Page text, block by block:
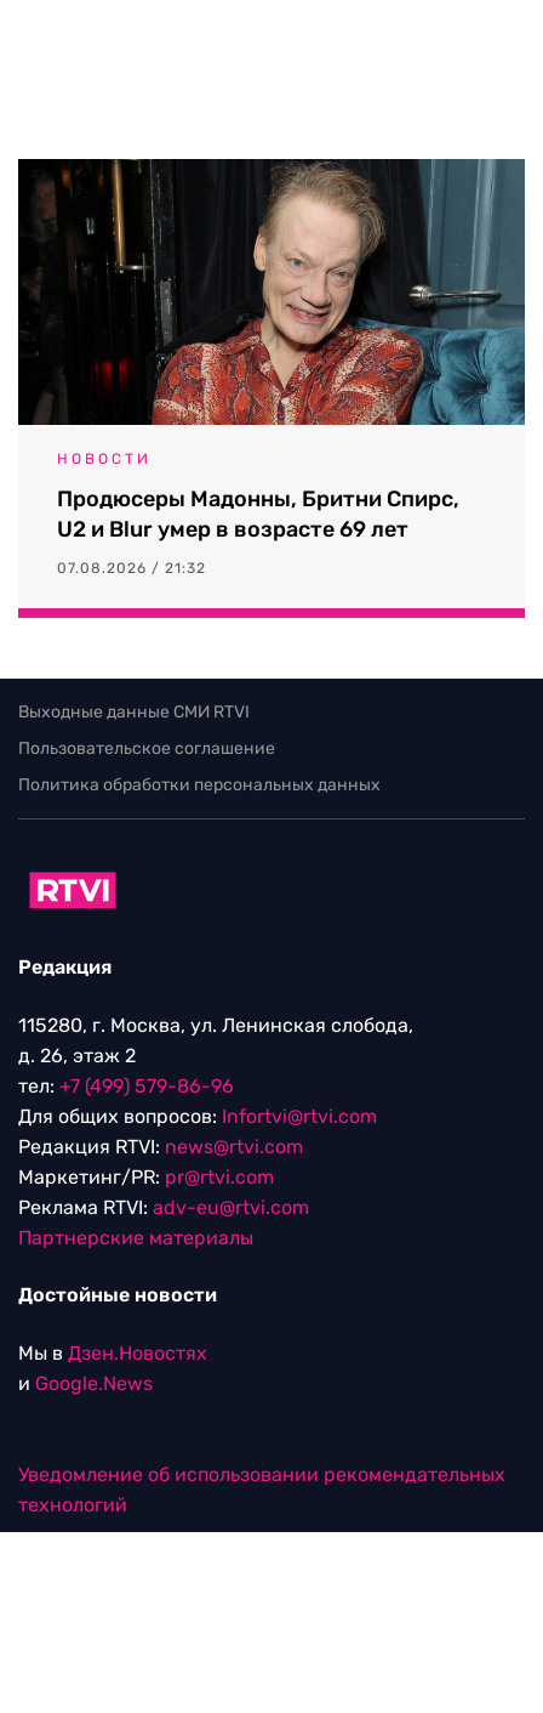
НОВОСТИ
Продюсеры Мадонны, Бритни Спирс,
U2 и Blur умер в возрасте 69 лет
07.08.2026 / 21:32
Выходные данные СМИ RTVI
Пользовательское соглашение
Политика обработки персональных данных
Редакция
115280, г. Москва, ул. Ленинская слобода,
д. 26, этаж 2
тел: +7 (499) 579-86-96
Для общих вопросов: Infortvi@rtvi.com
Редакция RTVI: news@rtvi.com
Маркетинг/PR: pr@rtvi.com
Реклама RTVI: adv-eu@rtvi.com
Партнерские материалы
Достойные новости
Мы в Дзен.Новостях
и Google.News
Уведомление об использовании рекомендательных
технологий